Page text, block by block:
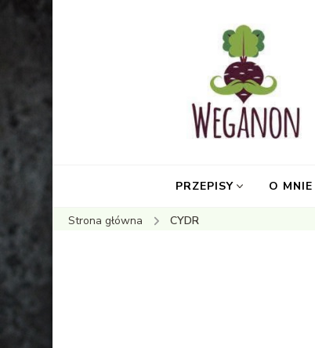
PRZEPISY O MNIE
Strona główna CYDR